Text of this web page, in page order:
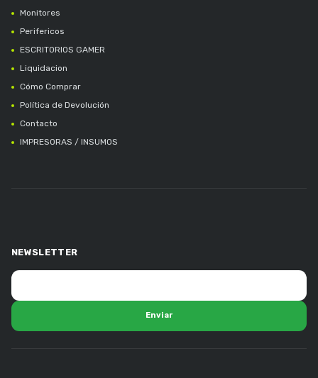
Monitores
Perifericos
ESCRITORIOS GAMER
Liquidacion
Cómo Comprar
Política de Devolución
Contacto
IMPRESORAS / INSUMOS
NEWSLETTER